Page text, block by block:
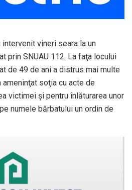
vineri seara la un
prin SNUAU 112. La faţa locului
de 49 de ani a distrus mai multe
soţia cu acte de
victimei şi pentru înlăturarea unor
numele bărbatului un ordin de